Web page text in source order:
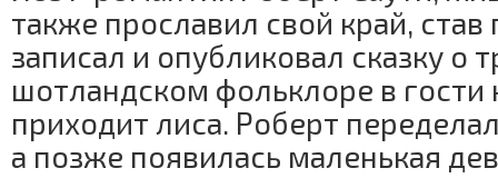
также прославил свой край,
записал и опубликовал сказку о
шотландском фольклоре в
приходит лиса. Роберт
а позже появилась маленькая